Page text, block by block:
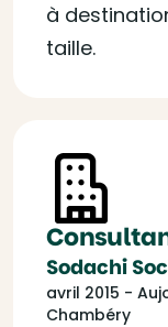
à
taille.
Sodachi
avril 2015 -
Chambéry